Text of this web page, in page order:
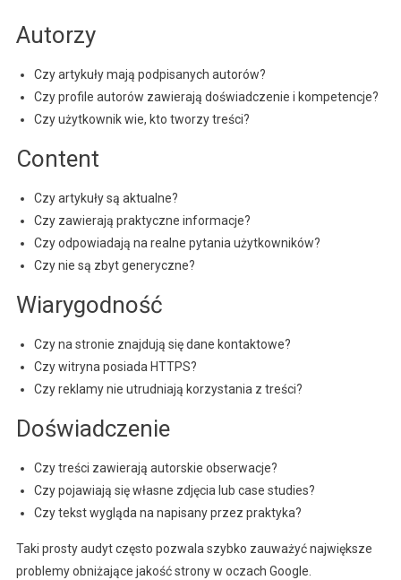
Autorzy
Czy artykuły mają podpisanych autorów?
Czy profile autorów zawierają doświadczenie i kompetencje?
Czy użytkownik wie, kto tworzy treści?
Content
Czy artykuły są aktualne?
Czy zawierają praktyczne informacje?
Czy odpowiadają na realne pytania użytkowników?
Czy nie są zbyt generyczne?
Wiarygodność
Czy na stronie znajdują się dane kontaktowe?
Czy witryna posiada HTTPS?
Czy reklamy nie utrudniają korzystania z treści?
Doświadczenie
Czy treści zawierają autorskie obserwacje?
Czy pojawiają się własne zdjęcia lub case studies?
Czy tekst wygląda na napisany przez praktyka?
Taki prosty audyt często pozwala szybko zauważyć największe
problemy obniżające jakość strony w oczach Google.